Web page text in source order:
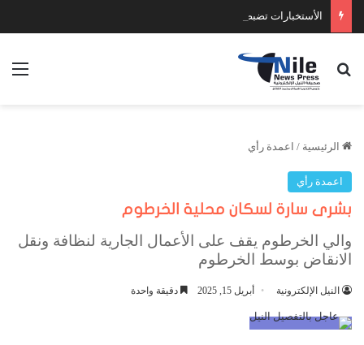
الأستخبارات تضبط عدد كبير من السلاح والمخدرات
بحث عن
الرئيسية / اعمدة رأي
اعمدة رأي
بشرى سارة لسكان محلية الخرطوم
والي الخرطوم يقف على الأعمال الجارية لنظافة ونقل
الانقاض بوسط الخرطوم
النيل الإلكترونية أبريل 15, 2025 دقيقة واحدة